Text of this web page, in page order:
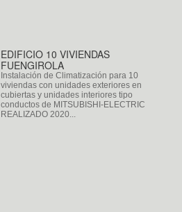
EDIFICIO 10 VIVIENDAS
FUENGIROLA
Instalación de Climatización para 10
viviendas con unidades exteriores en
cubiertas y unidades interiores tipo
conductos de MITSUBISHI-ELECTRIC
REALIZADO 2020...